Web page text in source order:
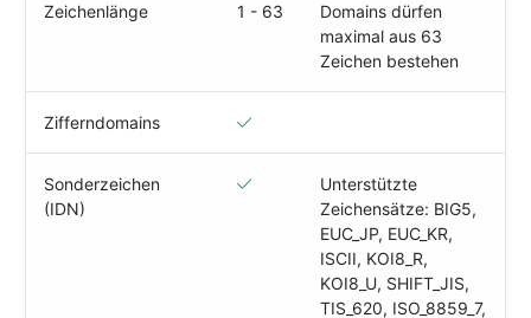
Whois
Responsible
Disclosure
WEITERE
Zeichenlänge 1 - 63
Domains dürfen
maximal aus 63
Zeichen bestehen
Zifferndomains
Sonderzeichen
(IDN)
Unterstützte
Zeichensätze: BIG5,
EUC_JP, EUC_KR,
ISCII, KOI8_R,
KOI8_U, SHIFT_JIS,
TIS_620, ISO_8859_7,